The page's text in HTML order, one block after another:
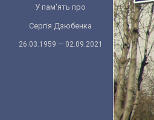
У пам'ять про
Сергія Дзюбенка
26.03.1959 — 02.09.2021